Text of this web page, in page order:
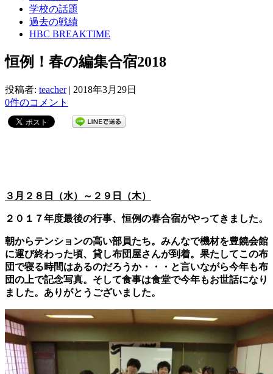
学校の話題
過去の戦績
HBC BREAKTIME
恒例！春の編集合宿2018
投稿者: teacher | 2018年3月29日
0件のコメント
３月２８日（水）～２９日（木）
２０１７年度最後の行事、恒例の春合宿がやってきました。
朝からテンションの高い部員たち。みんなで機材を豊饒会館
に運び終わった頃、貸し布団屋さんが到着。果たしてこの布
団で寝る時間はあるのだろうか・・・と言いながら今年も布
団の上で記念写真。そして食事は食堂で今年もお世話になり
ました。ありがとうございました。